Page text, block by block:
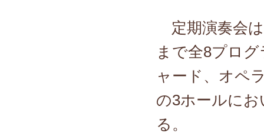
定期演奏会
まで全8プロ
ャード、オペ
の3ホールに
る。